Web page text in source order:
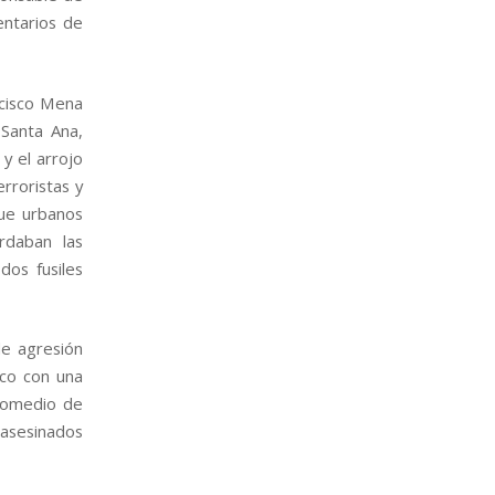
de
Mena
Ana,
y el arrojo
y
urbanos
las
fusiles
agresión
con una
de